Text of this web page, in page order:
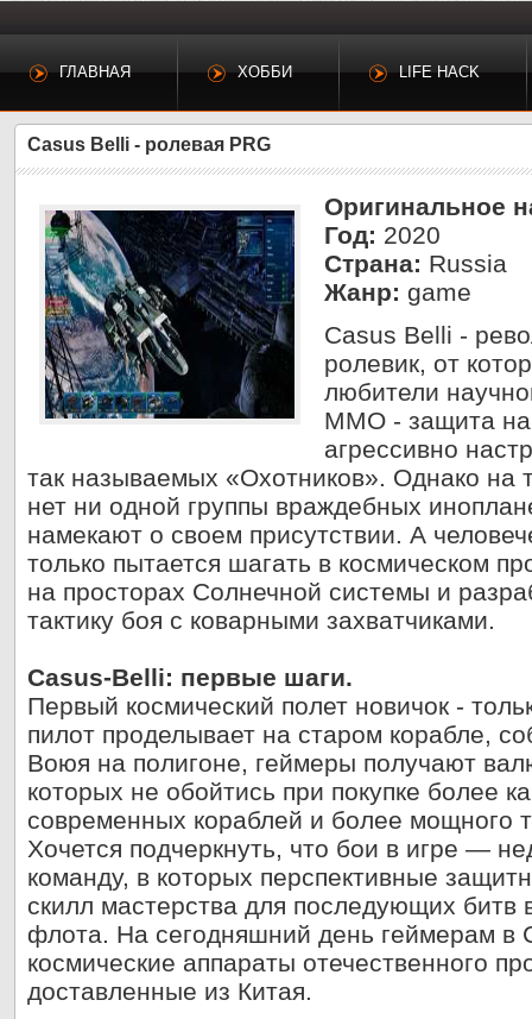
ГЛАВНАЯ ХОББИ LIFE HACK
Casus Belli - ролевая PRG
Оригинальное
Год: 2020
Страна: Russia
Жанр: game
Casus Belli -
ролевик, от
любители
ММО - защита
агрессивно
так называемых «Охотников». Однако на
нет ни одной группы враждебных
намекают о своем присутствии. А
только пытается шагать в космическом
на просторах Солнечной системы и
тактику боя с коварными захватчиками.
Casus-Belli: первые шаги.
Первый космический полет новичок -
пилот проделывает на старом корабле,
Воюя на полигоне, геймеры получают
которых не обойтись при покупке более
современных кораблей и более мощного
Хочется подчеркнуть, что бои в игре —
команду, в которых перспективные
скилл мастерства для последующих битв
флота. На сегодняшний день геймерам в
космические аппараты отечественного
доставленные из Китая.